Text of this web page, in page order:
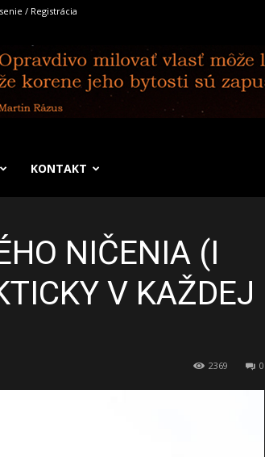
/ Registrácia
KONTAKT
NIČENIA (I
V KAŽDEJ
0
2369